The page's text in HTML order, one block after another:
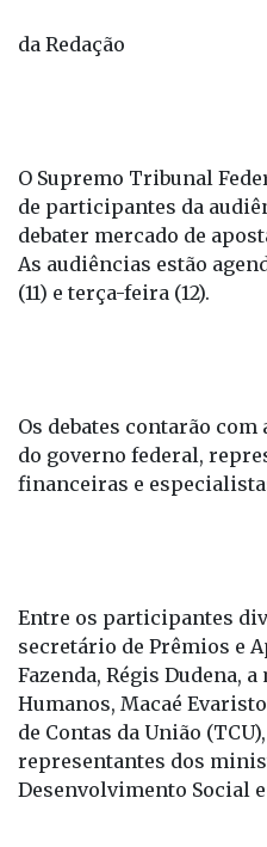
da Redação
O Supremo Tribunal
de participantes da
debater mercado de
As audiências estão
(11) e terça-feira (12).
Os debates contarão
do governo federal,
financeiras e
Entre os participantes
secretário de Prêmios e
Fazenda, Régis Dudena,
Humanos, Macaé
de Contas da União
representantes dos
Desenvolvimento Social